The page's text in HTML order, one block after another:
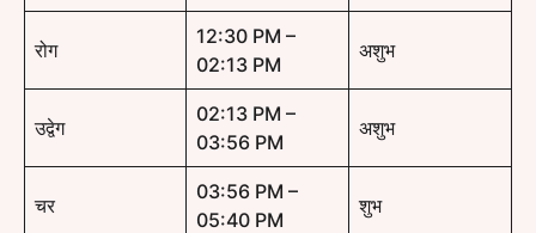
रोग
12:30 PM –
02:13 PM
अशुभ
उद्वेग
02:13 PM –
03:56 PM
अशुभ
चर
03:56 PM –
05:40 PM
शुभ